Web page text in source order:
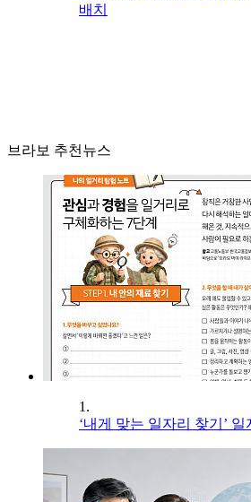
배치
브라보 추천뉴스
1.
‘내게 맞는 일자리 찾기’